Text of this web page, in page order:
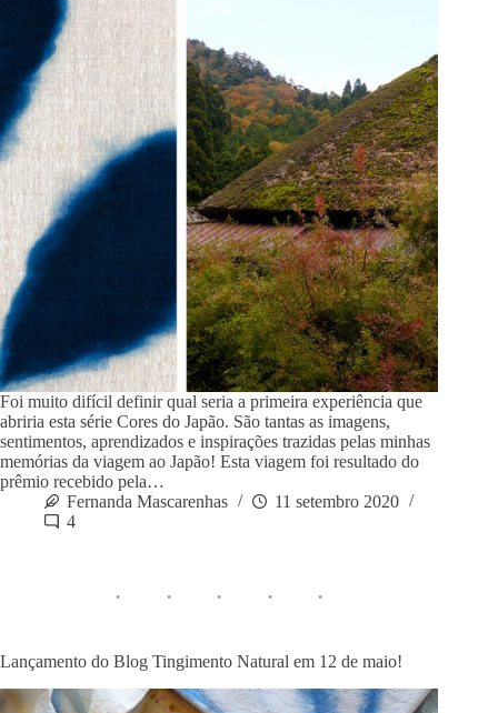
Foi muito difícil definir qual seria a primeira experiência que
abriria esta série Cores do Japão. São tantas as imagens,
sentimentos, aprendizados e inspirações trazidas pelas minhas
memórias da viagem ao Japão! Esta viagem foi resultado do
prêmio recebido pela…
Fernanda Mascarenhas
11 setembro 2020
4
Lançamento do Blog Tingimento Natural em 12 de maio!